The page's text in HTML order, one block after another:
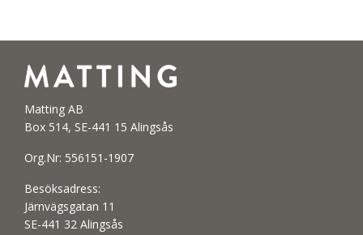
Matting AB
Box 514, SE-441 15 Alingsås
Org.Nr: 556151-1907
Besöksadress:
Järnvägsgatan 11
SE-441 32 Alingsås